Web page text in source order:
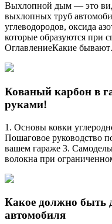
Выхлопной дым — это
выхлопных труб
углеводородов, оксида
которые образуются при
ОглавлениеКакие
Кованый карбон в
руками!
1. Основы ковки
Пошаговое руководство
вашем гараже 3.
волокна при
Какое должно быть
автомобиля